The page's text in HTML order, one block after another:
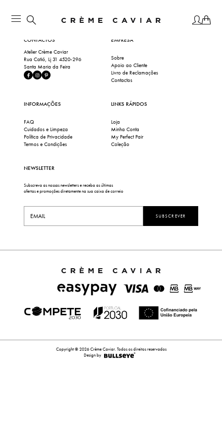
CONTACTOS
Atelier Crème Caviar
Rua Catió, Lj 31 4520-296
Santa Maria da Feira
EMPRESA
Sobre
Apoio ao Cliente
Livro de Reclamações
Contactos
INFORMAÇÕES
FAQ
Cuidados e Limpeza
Política de Privacidade
Termos e Condições
LINKS RÁPIDOS
Loja
Minha Conta
My Perfect Pair
Coleção
NEWSLETTER
Subscreva as nossas newsletters e receba as últimas
ofertas e promoções diretamente na sua caixa de correio
SUBSCREVER
Copyright © 2026 Crème Caviar. Todos os direitos reservados
Design by